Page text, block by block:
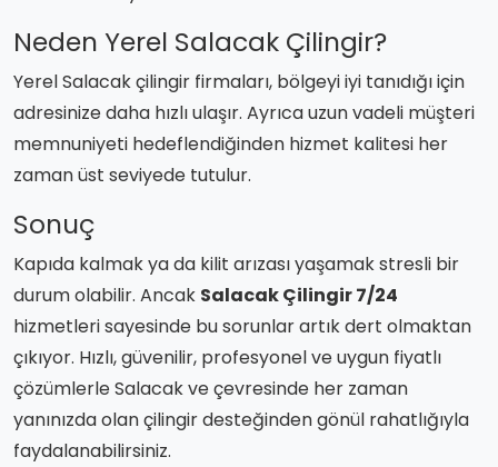
Neden Yerel Salacak Çilingir?
Yerel Salacak çilingir firmaları, bölgeyi iyi tanıdığı için
adresinize daha hızlı ulaşır. Ayrıca uzun vadeli müşteri
memnuniyeti hedeflendiğinden hizmet kalitesi her
zaman üst seviyede tutulur.
Sonuç
Kapıda kalmak ya da kilit arızası yaşamak stresli bir
durum olabilir. Ancak Salacak Çilingir 7/24
hizmetleri sayesinde bu sorunlar artık dert olmaktan
çıkıyor. Hızlı, güvenilir, profesyonel ve uygun fiyatlı
çözümlerle Salacak ve çevresinde her zaman
yanınızda olan çilingir desteğinden gönül rahatlığıyla
faydalanabilirsiniz.